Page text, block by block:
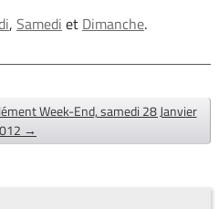
, Samedi et Dimanche.
Week-End, samedi 28 Janvier
→